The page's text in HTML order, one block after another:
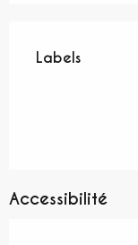
Labels
Labels
Accessibilité